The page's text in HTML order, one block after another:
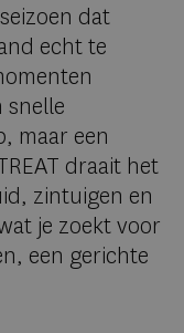
dat
echt te
snelle
maar een
draait het
zintuigen en
je zoekt voor
een gerichte